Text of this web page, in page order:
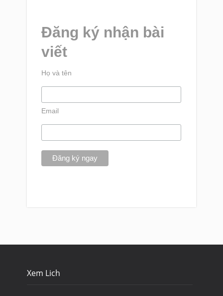
Đăng ký nhận bài
viết
Họ và tên
Email
Xem Lich